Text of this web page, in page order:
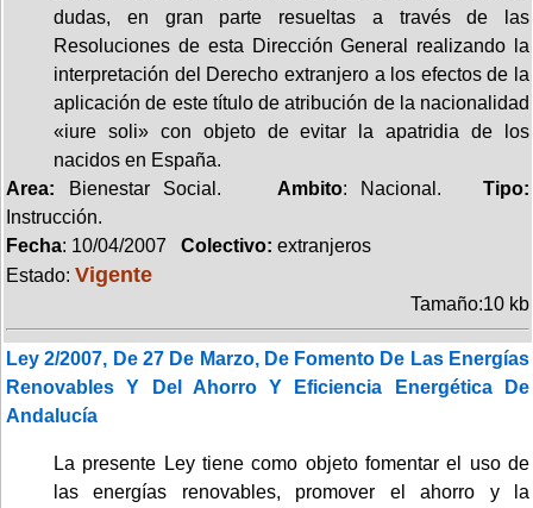
dudas, en gran parte resueltas a través de las
Resoluciones de esta Dirección General realizando la
interpretación del Derecho extranjero a los efectos de la
aplicación de este título de atribución de la nacionalidad
«iure soli» con objeto de evitar la apatridia de los
nacidos en España.
Area: Bienestar Social. Ambito: Nacional.Tipo:
Instrucción.
Fecha: 10/04/2007 Colectivo: extranjeros
Estado: Vigente
Tamaño:10 kb
Ley 2/2007, De 27 De Marzo, De Fomento De Las Energías
Renovables Y Del Ahorro Y Eficiencia Energética De
Andalucía
La presente Ley tiene como objeto fomentar el uso de
las energías renovables, promover el ahorro y la